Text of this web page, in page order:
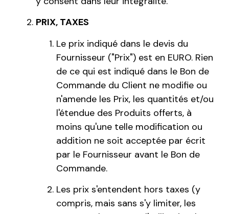
PRIX, TAXES
Le prix indiqué dans le devis du
Fournisseur ("Prix") est en EURO. Rien
de ce qui est indiqué dans le Bon de
Commande du Client ne modifie ou
n'amende les Prix, les quantités et/ou
l'étendue des Produits offerts, à
moins qu'une telle modification ou
addition ne soit acceptée par écrit
par le Fournisseur avant le Bon de
Commande.
Les prix s'entendent hors taxes (y
compris, mais sans s'y limiter, les